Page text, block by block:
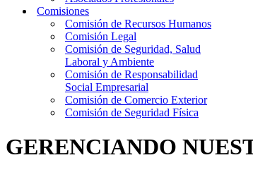
Comisiones
Comisión de Recursos Humanos
Comisión Legal
Comisión de Seguridad, Salud
Laboral y Ambiente
Comisión de Responsabilidad
Social Empresarial
Comisión de Comercio Exterior
Comisión de Seguridad Física
GERENCIANDO